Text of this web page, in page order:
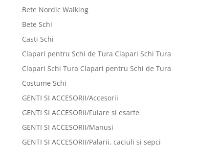
Bete Nordic Walking
Bete Schi
Casti Schi
Clapari pentru Schi de Tura Clapari Schi Tura
Clapari Schi Tura Clapari pentru Schi de Tura
Costume Schi
GENTI SI ACCESORII/Accesorii
GENTI SI ACCESORII/Fulare si esarfe
GENTI SI ACCESORII/Manusi
GENTI SI ACCESORII/Palarii, caciuli si sepci